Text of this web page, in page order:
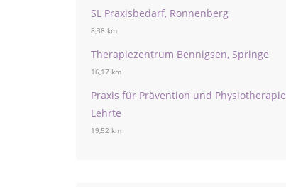
SL Praxisbedarf, Ronnenberg
8,38 km
Therapiezentrum Bennigsen, Springe
16,17 km
Praxis für Prävention und Physiotherapie
Lehrte
19,52 km